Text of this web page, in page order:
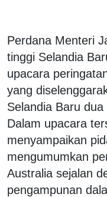
Perdana Menteri
tinggi Selandia
upacara
yang
Selandia Baru
Dalam upacara
menyampaikan
mengumumkan
Australia sejalan
pengampunan